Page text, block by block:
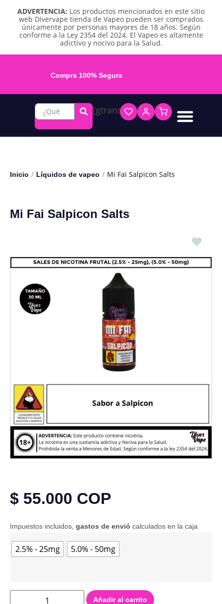
ADVERTENCIA: Los productos mencionados en este sitio
web Divervape tienda de Vapeo pueden ser comprados
únicamente por personas mayores de 18 años. Según
conforme a la Ley 2354 del 2024. El Vapeo es altamente
adictivo y nocivo para la Salud.
Compra 100% Segura
[gtranslate]
Inicio / Líquidos de vapeo / Mi Fai Salpicon Salts
Mi Fai Salpicon Salts
$ 55.000 COP
Impuestos incluidos, gastos de envió calculados en la caja
2.5% - 25mg 5.0% - 50mg
Añadir al carrito